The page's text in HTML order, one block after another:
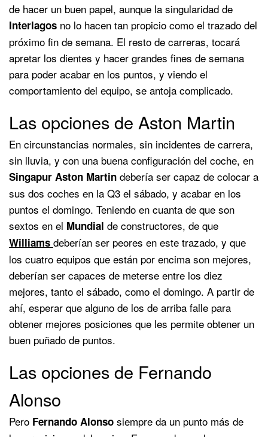
de hacer un buen papel, aunque la singularidad de
Interlagos no lo hacen tan propicio como el trazado del
próximo fin de semana. El resto de carreras, tocará
apretar los dientes y hacer grandes fines de semana
para poder acabar en los puntos, y viendo el
comportamiento del equipo, se antoja complicado.
Las opciones de Aston Martin
En circunstancias normales, sin incidentes de carrera,
sin lluvia, y con una buena configuración del coche, en
Singapur Aston Martin debería ser capaz de colocar a
sus dos coches en la Q3 el sábado, y acabar en los
puntos el domingo. Teniendo en cuanta de que son
sextos en el Mundial de constructores, de que
Williams deberían ser peores en este trazado, y que
los cuatro equipos que están por encima son mejores,
deberían ser capaces de meterse entre los diez
mejores, tanto el sábado, como el domingo. A partir de
ahí, esperar que alguno de los de arriba falle para
obtener mejores posiciones que les permite obtener un
buen puñado de puntos.
Las opciones de Fernando
Alonso
Pero Fernando Alonso siempre da un punto más de